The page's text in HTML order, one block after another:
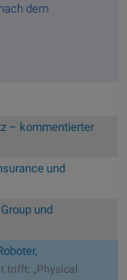
dem
– kommentierter
und
und
trifft: „Physical